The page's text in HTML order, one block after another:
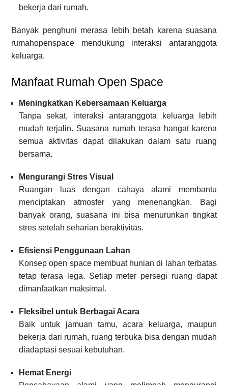
bekerja dari rumah.
Banyak penghuni merasa lebih betah karena suasana
rumahopenspace mendukung interaksi antaranggota
keluarga.
Manfaat Rumah Open Space
Meningkatkan Kebersamaan Keluarga
Tanpa sekat, interaksi antaranggota keluarga lebih
mudah terjalin. Suasana rumah terasa hangat karena
semua aktivitas dapat dilakukan dalam satu ruang
bersama.
Mengurangi Stres Visual
Ruangan luas dengan cahaya alami membantu
menciptakan atmosfer yang menenangkan. Bagi
banyak orang, suasana ini bisa menurunkan tingkat
stres setelah seharian beraktivitas.
Efisiensi Penggunaan Lahan
Konsep open space membuat hunian di lahan terbatas
tetap terasa lega. Setiap meter persegi ruang dapat
dimanfaatkan maksimal.
Fleksibel untuk Berbagai Acara
Baik untuk jamuan tamu, acara keluarga, maupun
bekerja dari rumah, ruang terbuka bisa dengan mudah
diadaptasi sesuai kebutuhan.
Hemat Energi